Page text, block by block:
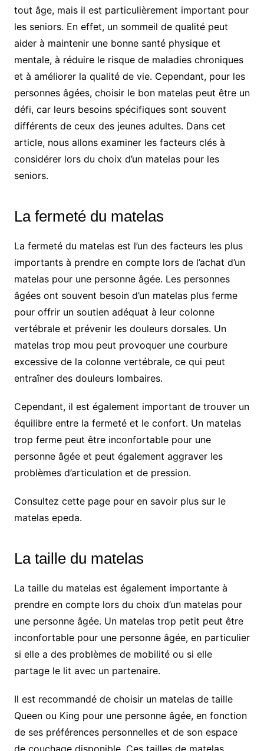
tout âge, mais il est particulièrement important pour
les seniors. En effet, un sommeil de qualité peut
aider à maintenir une bonne santé physique et
mentale, à réduire le risque de maladies chroniques
et à améliorer la qualité de vie. Cependant, pour les
personnes âgées, choisir le bon matelas peut être un
défi, car leurs besoins spécifiques sont souvent
différents de ceux des jeunes adultes. Dans cet
article, nous allons examiner les facteurs clés à
considérer lors du choix d’un matelas pour les
seniors.
La fermeté du matelas
La fermeté du matelas est l’un des facteurs les plus
importants à prendre en compte lors de l’achat d’un
matelas pour une personne âgée. Les personnes
âgées ont souvent besoin d’un matelas plus ferme
pour offrir un soutien adéquat à leur colonne
vertébrale et prévenir les douleurs dorsales. Un
matelas trop mou peut provoquer une courbure
excessive de la colonne vertébrale, ce qui peut
entraîner des douleurs lombaires.
Cependant, il est également important de trouver un
équilibre entre la fermeté et le confort. Un matelas
trop ferme peut être inconfortable pour une
personne âgée et peut également aggraver les
problèmes d’articulation et de pression.
Consultez cette page pour en savoir plus sur le
matelas epeda.
La taille du matelas
La taille du matelas est également importante à
prendre en compte lors du choix d’un matelas pour
une personne âgée. Un matelas trop petit peut être
inconfortable pour une personne âgée, en particulier
si elle a des problèmes de mobilité ou si elle
partage le lit avec un partenaire.
Il est recommandé de choisir un matelas de taille
Queen ou King pour une personne âgée, en fonction
de ses préférences personnelles et de son espace
de couchage disponible. Ces tailles de matelas